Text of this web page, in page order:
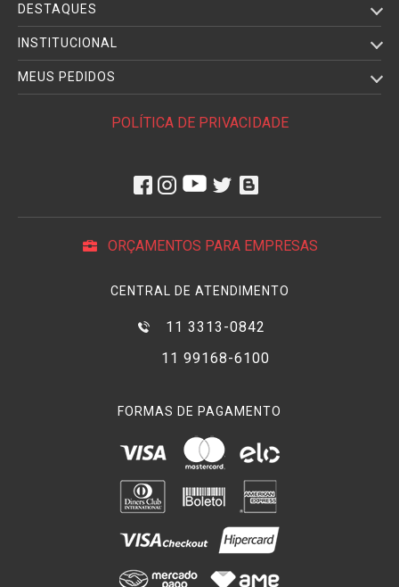
DESTAQUES
INSTITUCIONAL
MEUS PEDIDOS
POLÍTICA DE PRIVACIDADE
ORÇAMENTOS PARA EMPRESAS
CENTRAL DE ATENDIMENTO
11 3313-0842
11 99168-6100
FORMAS DE PAGAMENTO